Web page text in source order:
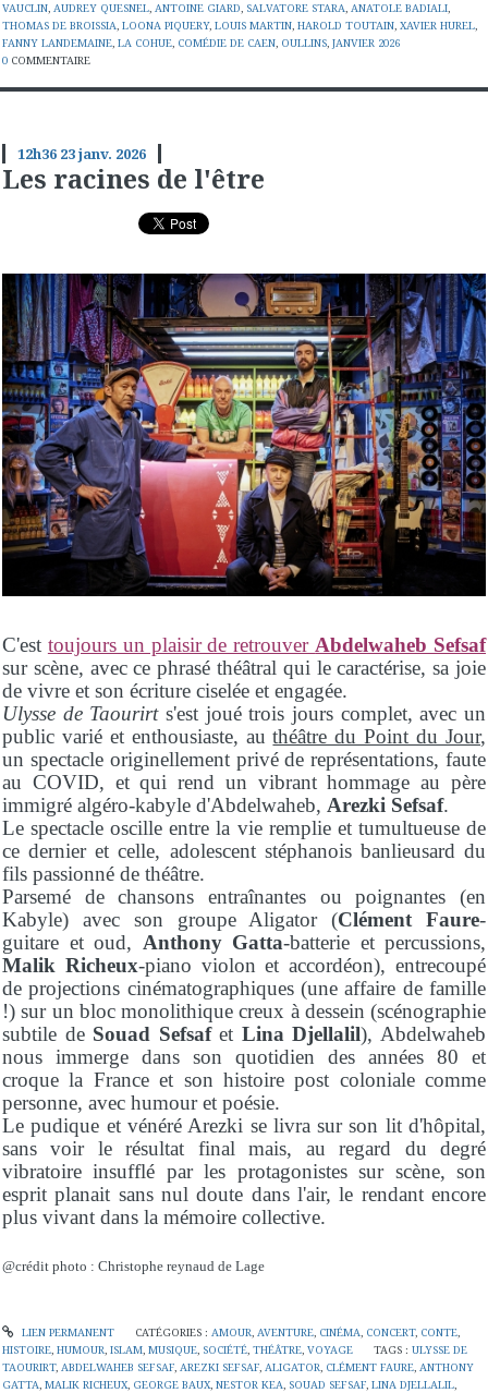
VAUCLIN, AUDREY QUESNEL, ANTOINE GIARD, SALVATORE STARA, ANATOLE BADIALI,
THOMAS DE BROISSIA, LOONA PIQUERY, LOUIS MARTIN, HAROLD TOUTAIN, XAVIER HUREL,
FANNY LANDEMAINE, LA COHUE, COMÉDIE DE CAEN, OULLINS, JANVIER 2026
0 COMMENTAIRE
12h36 23janv. 2026
Les racines de l'être
C'est toujours un plaisir de retrouver Abdelwaheb Sefsaf
sur scène, avec ce phrasé théâtral qui le caractérise, sa joie
de vivre et son écriture ciselée et engagée.
Ulysse de Taourirts'est joué trois jours complet, avec un
public varié et enthousiaste, authéâtre du Point du Jour,
un spectacle originellement privé de représentations, faute
au COVID, et qui rend un vibrant hommage au père
immigré algéro-kabyle d'Abdelwaheb, Arezki Sefsaf.
Le spectacle oscille entre la vie remplie et tumultueuse de
ce dernier et celle, adolescent stéphanois banlieusard du
fils passionné de théâtre.
Parsemé de chansons entraînantes ou poignantes (en
Kabyle) avec son groupe Aligator (Clément Faure-
guitare et oud, Anthony Gatta-batterie et percussions,
Malik Richeux-piano violon et accordéon), entrecoupé
de projections cinématographiques (une affaire de famille
!) sur un bloc monolithique creux à dessein (scénographie
subtile de Souad Sefsafet Lina Djellalil), Abdelwaheb
nous immerge dans son quotidien des années 80 et
croque la France et son histoire post coloniale comme
personne, avec humour et poésie.
Le pudique et vénéré Arezki se livra sur son lit d'hôpital,
sans voir le résultat final mais, au regard du degré
vibratoire insufflé par les protagonistes sur scène, son
esprit planait sans nul doute dans l'air, le rendant encore
plus vivant dans la mémoire collective.
@crédit photo : Christophe reynaud de Lage
LIEN PERMANENT CATÉGORIES : AMOUR, AVENTURE, CINÉMA, CONCERT, CONTE,
HISTOIRE, HUMOUR, ISLAM, MUSIQUE, SOCIÉTÉ, THÉÂTRE, VOYAGE TAGS :ULYSSE DE
TAOURIRT, ABDELWAHEB SEFSAF, AREZKI SEFSAF, ALIGATOR, CLÉMENT FAURE, ANTHONY
GATTA, MALIK RICHEUX, GEORGE BAUX, NESTOR KEA, SOUAD SEFSAF, LINA DJELLALIL,